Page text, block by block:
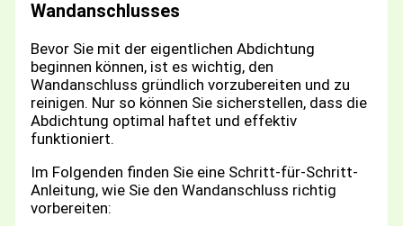
Wandanschlusses
Bevor Sie mit der eigentlichen Abdichtung
beginnen können, ist es wichtig, den
Wandanschluss gründlich vorzubereiten und zu
reinigen. Nur so können Sie sicherstellen, dass die
Abdichtung optimal haftet und effektiv
funktioniert.
Im Folgenden finden Sie eine Schritt-für-Schritt-
Anleitung, wie Sie den Wandanschluss richtig
vorbereiten: